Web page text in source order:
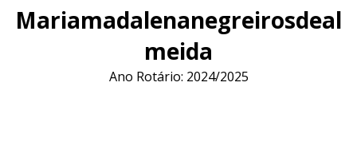
Mariamadalenanegreirosdeal
meida
Ano Rotário: 2024/2025